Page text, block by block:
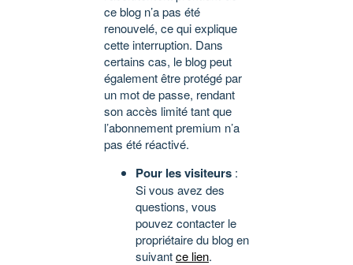
ce blog n’a pas été
renouvelé, ce qui explique
cette interruption. Dans
certains cas, le blog peut
également être protégé par
un mot de passe, rendant
son accès limité tant que
l’abonnement premium n’a
pas été réactivé.
Pour les visiteurs :
Si vous avez des
questions, vous
pouvez contacter le
propriétaire du blog en
suivantce lien.